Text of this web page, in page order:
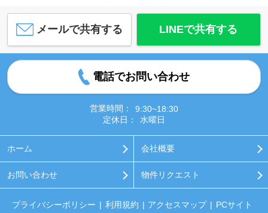
メールで共有する LINEで共有する
電話でお問い合わせ
営業時間：
9:30~18:30
定休日：
水曜日
ホーム 会社概要
お問い合わせ 物件リクエスト
プライバシーポリシー 利用規約 アクセスマップ
PCサイト